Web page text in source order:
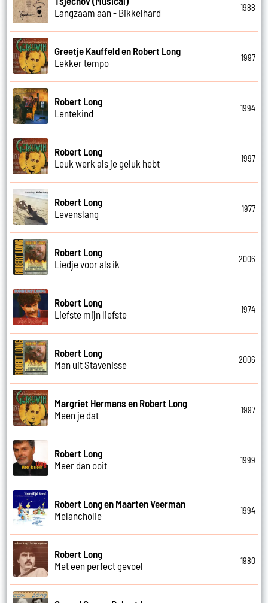
Langzaam aan - Bikkelhard
1988
Greetje Kauffeld en Robert Long
Lekker tempo
1997
Robert Long
Lentekind
1994
Robert Long
Leuk werk als je geluk hebt
1997
Robert Long
Levenslang
1977
Robert Long
Liedje voor als ik
2006
Robert Long
Liefste mijn liefste
1974
Robert Long
Man uit Stavenisse
2006
Margriet Hermans en Robert Long
Meen je dat
1997
Robert Long
Meer dan ooit
1999
Robert Long en Maarten Veerman
Melancholie
1994
Robert Long
Met een perfect gevoel
1980